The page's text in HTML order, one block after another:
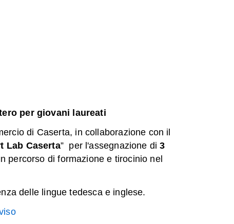
per giovani laureati
di Caserta, in collaborazione con il
Lab Caserta” per l'assegnazione di3
percorso di formazione e tirocinio nel
delle lingue tedesca e inglese.